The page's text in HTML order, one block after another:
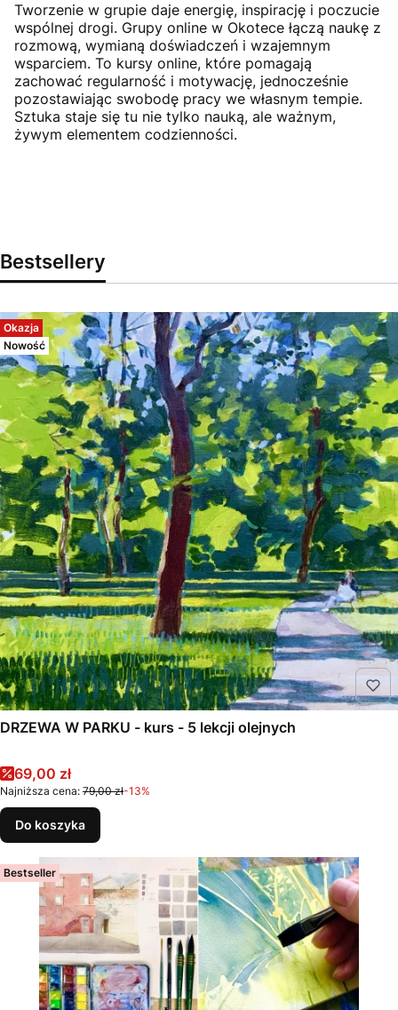
Tworzenie w grupie daje energię, inspirację i poczucie
wspólnej drogi. Grupy online w Okotece łączą naukę z
rozmową, wymianą doświadczeń i wzajemnym
wsparciem. To kursy online, które pomagają
zachować regularność i motywację, jednocześnie
pozostawiając swobodę pracy we własnym tempie.
Sztuka staje się tu nie tylko nauką, ale ważnym,
żywym elementem codzienności.
Bestsellery
Okazja
Nowość
DRZEWA W PARKU - kurs - 5 lekcji olejnych
Cena promocyjna
69,00 zł
Najniższa cena: 79,00 zł-13%
Do koszyka
Bestseller